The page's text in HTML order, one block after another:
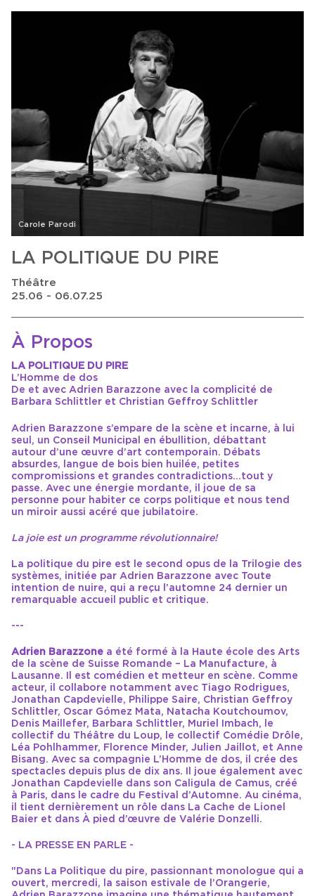
Carole Parodi
LA POLITIQUE DU PIRE
Théâtre
25.06 - 06.07.25
À Propos
LA POLITIQUE DU PIRE
L’Homme de dos
De et avec Adrien Barazzone avec la complicité de
Barbara Schlittler et Christian Geffroy Schlittler
Adrien Barazzone s’empare de la scène et incarne, à lui
seul, un Conseil Municipal en ébullition, débattant
autour d’une œuvre d’art contemporain. Débats
absurdes, langue de bois bien huilée, petites
compromissions et grandes contradictions…tout y
passe. Avec une énergie mordante, il joue de sa
personne pour habiter ce corps politique et nous tend
un miroir aussi acéré que jubilatoire.
La joie est un programme révolutionnaire!
La politique du pire est le second opus de la Trilogie des
systèmes, initiée par Adrien Barazzone avec Toute
intention de nuire, qui a reçu l’automne 24 dernier un
remarquable accueil public et critique.
---
Adrien Barazzone a été formé à la Haute école des Arts
de la scène de Suisse Romande – La Manufacture, à
Lausanne. Il est comédien et metteur en scène. Comme
acteur, il collabore notamment avec Tiago Rodrigues,
Jonathan Capdevielle, Philippe Saire, Christian Geffroy
Schlittler, Oscar Gómez Mata, Natacha Koutchoumov,
Denis Maillefer, Barbara Schlittler, Muriel Imbach, le
collectif du Théâtre du Loup, le collectif Comédie Drôle,
Léa Pohlhammer, Florence Minder, Julien Jaillot, et Anne
Bisang. Avec sa compagnie L’Homme de dos, il crée des
spectacles depuis plus de dix ans. Il joue également avec
Jonathan Capdevielle dans son Caligula de Camus, créé
à Paris, dans le cadre du Festival d’Automne. Au cinéma,
il tient dernièrement un rôle dans La Cache de Lionel
Baier et dans À pied d’œuvre de Valérie Donzelli.
- LA PRESSE EN PARLE -
"Dans La Politique du pire, passionnant monologue qui a
ouvert, mercredi, la saison estivale de l’Orangerie,